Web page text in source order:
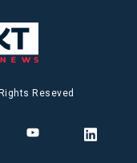
Reseved